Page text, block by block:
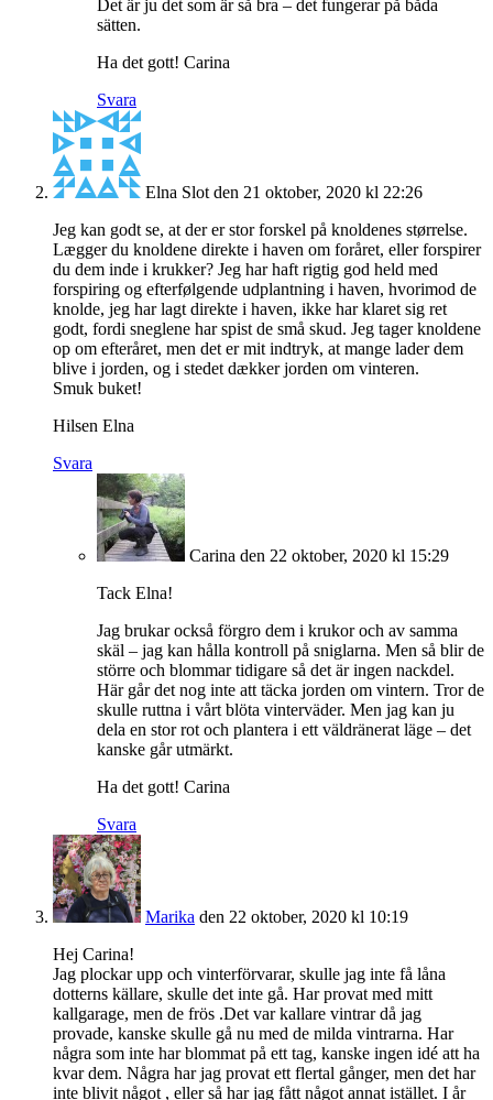
Det är ju det som är så bra – det fungerar på båda
sätten.
Ha det gott! Carina
Svara
Elna Slot den 21 oktober, 2020 kl 22:26
Jeg kan godt se, at der er stor forskel på knoldenes størrelse.
Lægger du knoldene direkte i haven om foråret, eller forspirer
du dem inde i krukker? Jeg har haft rigtig god held med
forspiring og efterfølgende udplantning i haven, hvorimod de
knolde, jeg har lagt direkte i haven, ikke har klaret sig ret
godt, fordi sneglene har spist de små skud. Jeg tager knoldene
op om efteråret, men det er mit indtryk, at mange lader dem
blive i jorden, og i stedet dækker jorden om vinteren.
Smuk buket!
Hilsen Elna
Svara
Carina den 22 oktober, 2020 kl 15:29
Tack Elna!
Jag brukar också förgro dem i krukor och av samma
skäl – jag kan hålla kontroll på sniglarna. Men så blir de
större och blommar tidigare så det är ingen nackdel.
Här går det nog inte att täcka jorden om vintern. Tror de
skulle ruttna i vårt blöta vinterväder. Men jag kan ju
dela en stor rot och plantera i ett väldränerat läge – det
kanske går utmärkt.
Ha det gott! Carina
Svara
Marika den 22 oktober, 2020 kl 10:19
Hej Carina!
Jag plockar upp och vinterförvarar, skulle jag inte få låna
dotterns källare, skulle det inte gå. Har provat med mitt
kallgarage, men de frös .Det var kallare vintrar då jag
provade, kanske skulle gå nu med de milda vintrarna. Har
några som inte har blommat på ett tag, kanske ingen idé att ha
kvar dem. Några har jag provat ett flertal gånger, men det har
inte blivit något , eller så har jag fått något annat istället. I år